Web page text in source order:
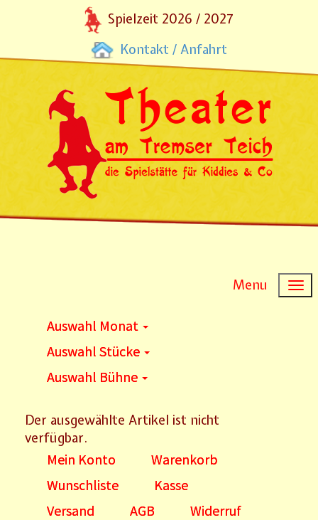
Spielzeit 2026 / 2027
Kontakt / Anfahrt
Menu
Auswahl Monat
Auswahl Stücke
Auswahl Bühne
Der ausgewählte Artikel ist nicht
verfügbar.
Mein Konto
Warenkorb
Wunschliste
Kasse
Versand
AGB
Widerruf